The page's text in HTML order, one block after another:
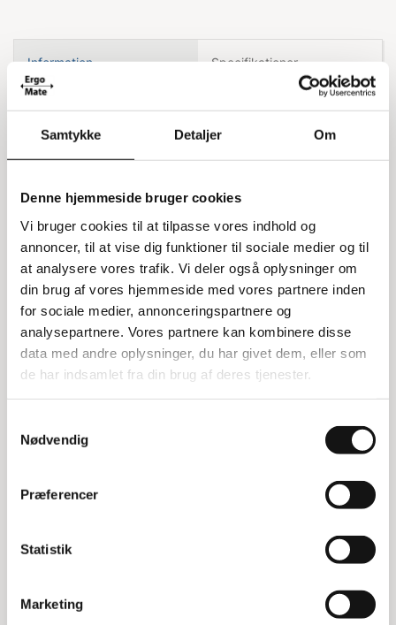
Samtykke Detaljer Om
Denne hjemmeside bruger cookies
Vi bruger cookies til at tilpasse vores indhold og
annoncer, til at vise dig funktioner til sociale medier og til
at analysere vores trafik. Vi deler også oplysninger om
din brug af vores hjemmeside med vores partnere inden
for sociale medier, annonceringspartnere og
analysepartnere. Vores partnere kan kombinere disse
data med andre oplysninger, du har givet dem, eller som
de har indsamlet fra din brug af deres tjenester.
Nødvendig
Præferencer
Statistik
Marketing
Information Specifikationer
Etiketkarton perforeret A4 til
laserprint
Dette etiketkarton er designet til laserprint og
kommer i A4-størrelse. Hver ark indeholder 6
etiketter, som måler 210x50 mm. Kartonen er hvid
og kan nemt printes og indsættes i etiketholdere.
Bemærk, at mindstekøbet er 10 ark.
Anvendelse og funktion
Etiketkartonen er ideel til forskellige
mærkningsopgaver, hvor præcision og kvalitet er
og besvær.
Størrelse: A4
Etiketstørrelse: 210x50 mm